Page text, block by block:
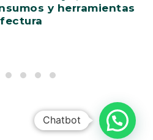
y herramientas
Chatbot